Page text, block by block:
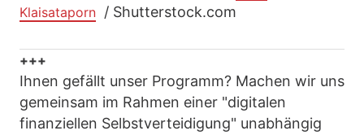
Klaisataporn / Shutterstock.com
+++
Ihnen gefällt unser Programm? Machen wir uns
gemeinsam im Rahmen einer "digitalen
finanziellen Selbstverteidigung" unabhängig